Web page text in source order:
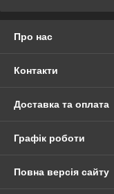
Про нас
Контакти
Доставка та оплата
Графік роботи
Повна версія сайту